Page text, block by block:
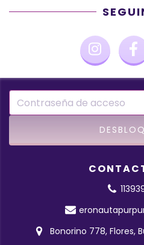
Bonorino 778, Flores,